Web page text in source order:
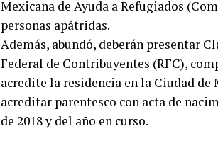
Mexicana de Ayuda a Refugiados
personas apátridas.
Además, abundó, deberán presentar
Federal de Contribuyentes (RFC),
acredite la residencia en la Ciudad
acreditar parentesco con acta de
de 2018 y del año en curso.